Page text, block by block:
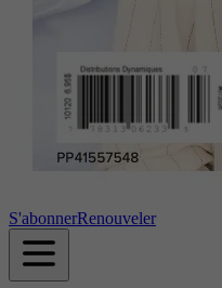
S'abonnerRenouveler